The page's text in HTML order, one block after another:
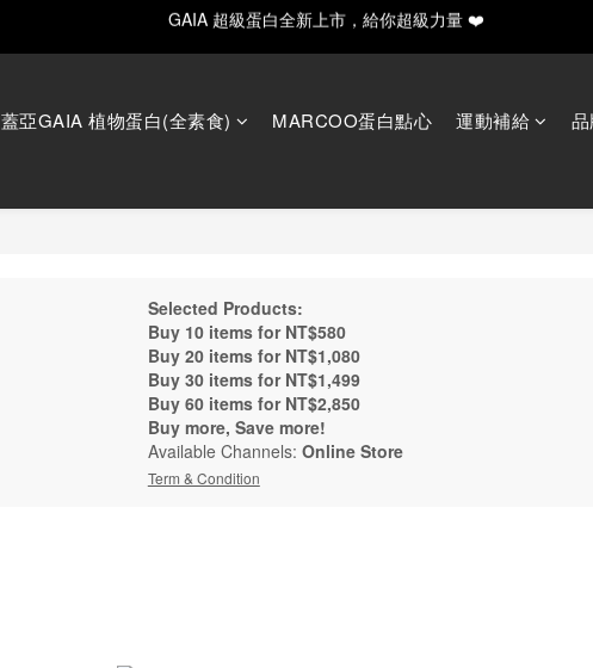
GAIA 超級蛋白全新上市，給你超級力量 ❤️
✨ 新手入門必備！水解20入輕量/30入月享組合
Happy Father's Day！指定商品輸入【LUVDAD】現享88折！點我下單爸爸的
蓋亞GAIA 植物蛋白(全素食) MARCOO蛋白點心 運動補給
Selected Products:
Buy 10 items for NT$580
Buy 20 items for NT$1,080
Buy 30 items for NT$1,499
Buy 60 items for NT$2,850
Buy more, Save more!
Available Channels: Online Store
Term & Condition